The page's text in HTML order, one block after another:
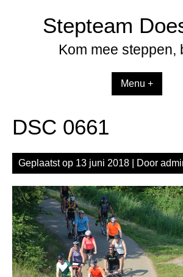
Stepteam
Kom mee steppen,
Menu +
DSC 0661
Geplaatst op 13 juni 2018 | Door